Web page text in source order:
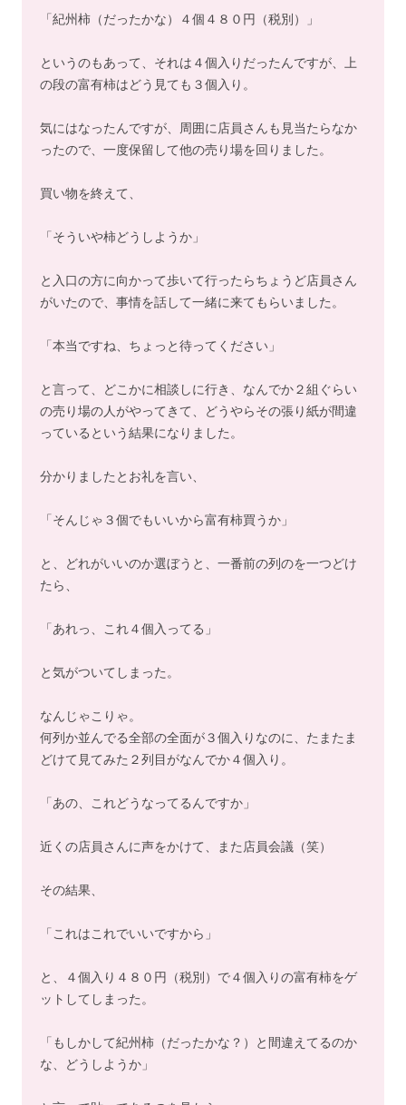
「紀州柿（だったかな）４個４８０円（税別）」
というのもあって、それは４個入りだったんですが、上
の段の富有柿はどう見ても３個入り。
気にはなったんですが、周囲に店員さんも見当たらなか
ったので、一度保留して他の売り場を回りました。
買い物を終えて、
「そういや柿どうしようか」
と入口の方に向かって歩いて行ったらちょうど店員さん
がいたので、事情を話して一緒に来てもらいました。
「本当ですね、ちょっと待ってください」
と言って、どこかに相談しに行き、なんでか２組ぐらい
の売り場の人がやってきて、どうやらその張り紙が間違
っているという結果になりました。
分かりましたとお礼を言い、
「そんじゃ３個でもいいから富有柿買うか」
と、どれがいいのか選ぼうと、一番前の列のを一つどけ
たら、
「あれっ、これ４個入ってる」
と気がついてしまった。
なんじゃこりゃ。
何列か並んでる全部の全面が３個入りなのに、たまたま
どけて見てみた２列目がなんでか４個入り。
「あの、これどうなってるんですか」
近くの店員さんに声をかけて、また店員会議（笑）
その結果、
「これはこれでいいですから」
と、４個入り４８０円（税別）で４個入りの富有柿をゲ
ットしてしまった。
「もしかして紀州柿（だったかな？）と間違えてるのか
な、どうしようか」